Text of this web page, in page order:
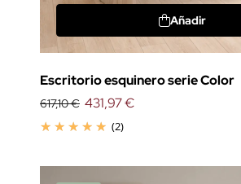
Añadir
Escritorio esquinero serie Color
617,10 €
(2)
431,97 €